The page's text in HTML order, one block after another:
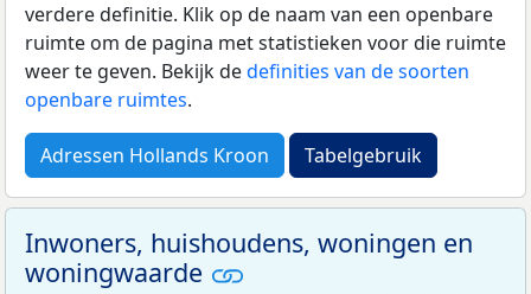
verdere definitie. Klik op de naam van een openbare
ruimte om de pagina met statistieken voor die ruimte
weer te geven. Bekijk dedefinities van de soorten
openbare ruimtes.
Adressen Hollands Kroon Tabelgebruik
Inwoners, huishoudens, woningen en
woningwaarde